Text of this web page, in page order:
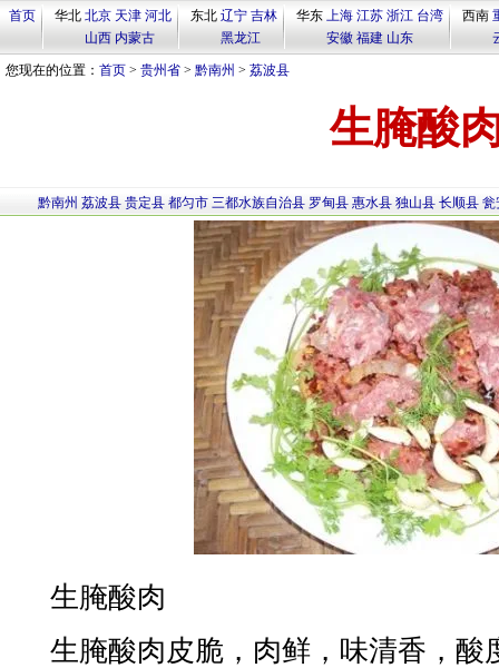
首页 华北 北京 天津 河北
山西 内蒙古
东北 辽宁 吉林
黑龙江
华东 上海 江苏 浙江 台湾
安徽 福建 山东
西南
您现在的位置： 首页 > 贵州省 > 黔南州 > 荔波县
生腌酸
黔南州 荔波县 贵定县 都匀市 三都水族自治县 罗甸县 惠水县 独山县 长顺县 瓮
生腌酸肉
生腌酸肉皮脆，肉鲜，味清香，酸